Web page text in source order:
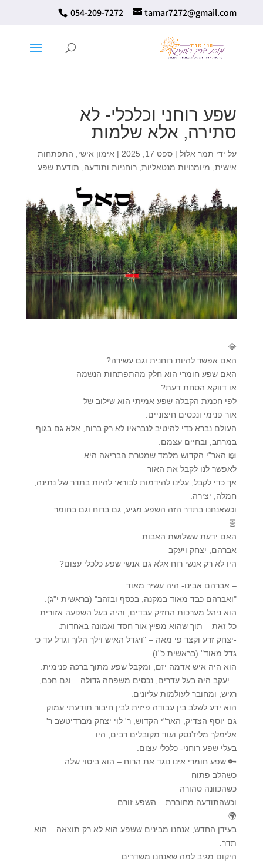
⁦ 054-209-7272⁩ tamar7272@gmail.com
שפע רוחני וכלכלי- לא
סתירה, אלא שלמות
על ידי תמר אלול| ספט 17, 2025 | אימון אישי
התפתחות
אישית, מיומנויות מנטאליות, רוחניות ותודעה תודעת שפע
💎
האם אפשר להיות רוחנית וגם עשירה?
האם שפע חומרי הוא חלק מהתפתחות הנשמה
או דווקא הסחת דעת?
לפי חכמת הקבלה שפע אמיתי הוא שילוב של
אור פנימי ונכסים חיצוניים.
העולם נברא כדי להיטיב לנבראיו לא רק ברוח, אלא גם בגוף
במרחב, ובחיים עצמם.
📖 האר"י הקדוש מלמד שמטרת הבריאה היא
לאפשר לנו לקבל את האור
אך כדי לקבל, עלינו להידמות לבורא: להיות בתדר של נתינה,
חמלה, יצירה.
וכשאנחנו בתדר הזה השפע מגיע, גם ברוח וגם בחומר.
🧬
האם ידעת ששלושת האבות
אברהם, יצחק ויעקב –
היו לא רק אנשי רוח אלא גם אנשי שפע כלכלי עצום?
– אברהם אבינו- היה עשיר מאוד
"ואברהם כבד מאוד במקנה, בכסף ובזהב" (בראשית י"ג).
הוא ניהל מערכות החזיק עבדים, והיה בעל השפעה אזורית.
כל זאת – תוך שהוא מפיץ אור חסד ואמונה באחדות.
-יצחק זרע וקצר פי מאה – "ויגדל האיש וילך הלוך וגדל עד כי
גדל מאוד" (בראשית כ"ו).
הוא היה איש אדמה יזם, ומקבל שפע מתוך ברכה פנימית.
– יעקב היה בעל עדרים, נכסים משפחה גדולה – וגם חכם,
רגיש, ומחובר לעולמות עליונים.
הוא ידע לשלב בין עבודה פיזית לבין חיבור תודעתי עמוק.
גם יוסף הצדיק, האר"י הקדוש, ר' לוי יצחק מברדיטשב ר'
אלימלך מליז'נסק ועוד מקובלים רבים, היו
בעלי שפע רוחני- כלכלי עצום.
🔑 שפע חומרי אינו נוגד את הרוח – הוא ביטוי שלה.
כשהלב פתוח
כשהכוונה טהורה
וכשהתודעה מחוברת – השפע זורם.
🌍
בעידן החדש, אנחנו מבינים ששפע הוא לא רק תוצאה – הוא
תדר.
היקום מגיב למה שאנחנו משדרים.